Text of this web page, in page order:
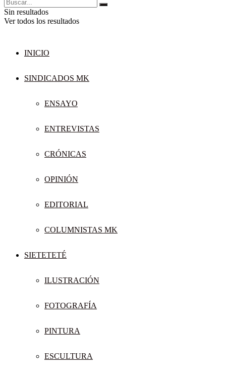
Sin resultados
Ver todos los resultados
INICIO
SINDICADOS MK
ENSAYO
ENTREVISTAS
CRÓNICAS
OPINIÓN
EDITORIAL
COLUMNISTAS MK
SIETETETÉ
ILUSTRACIÓN
FOTOGRAFÍA
PINTURA
ESCULTURA